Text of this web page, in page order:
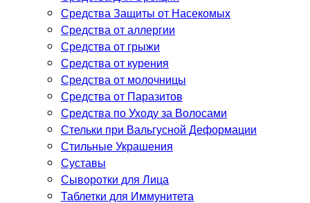
Средства Защиты от Насекомых
Средства от аллергии
Средства от грыжи
Средства от курения
Средства от молочницы
Средства от Паразитов
Средства по Уходу за Волосами
Стельки при Вальгусной Деформации
Стильные Украшения
Суставы
Сыворотки для Лица
Таблетки для Иммунитета